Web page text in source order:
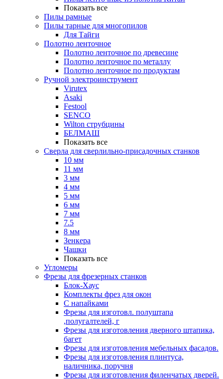
Показать все
Пилы рамные
Пилы тарные для многопилов
Для Тайги
Полотно ленточное
Полотно ленточное по древесине
Полотно ленточное по металлу
Полотно ленточное по продуктам
Ручной электроинструмент
Virutex
Asaki
Festool
SENCO
Wilton струбцины
БЕЛМАШ
Показать все
Сверла для сверлильно-присадочных станков
10 мм
11 мм
3 мм
4 мм
5 мм
6 мм
7 мм
7.5
8 мм
Зенкера
Чашки
Показать все
Угломеры
Фрезы для фрезерных станков
Блок-Хаус
Комплекты фрез для окон
С напайками
Фрезы для изготовл. полуштапа
,полугалтелей, г
Фрезы для изготовления дверного штапика,
багет
Фрезы для изготовления мебельных фасадов.
Фрезы для изготовления плинтуса,
наличника, поручня
Фрезы для изготовления филенчатых дверей.